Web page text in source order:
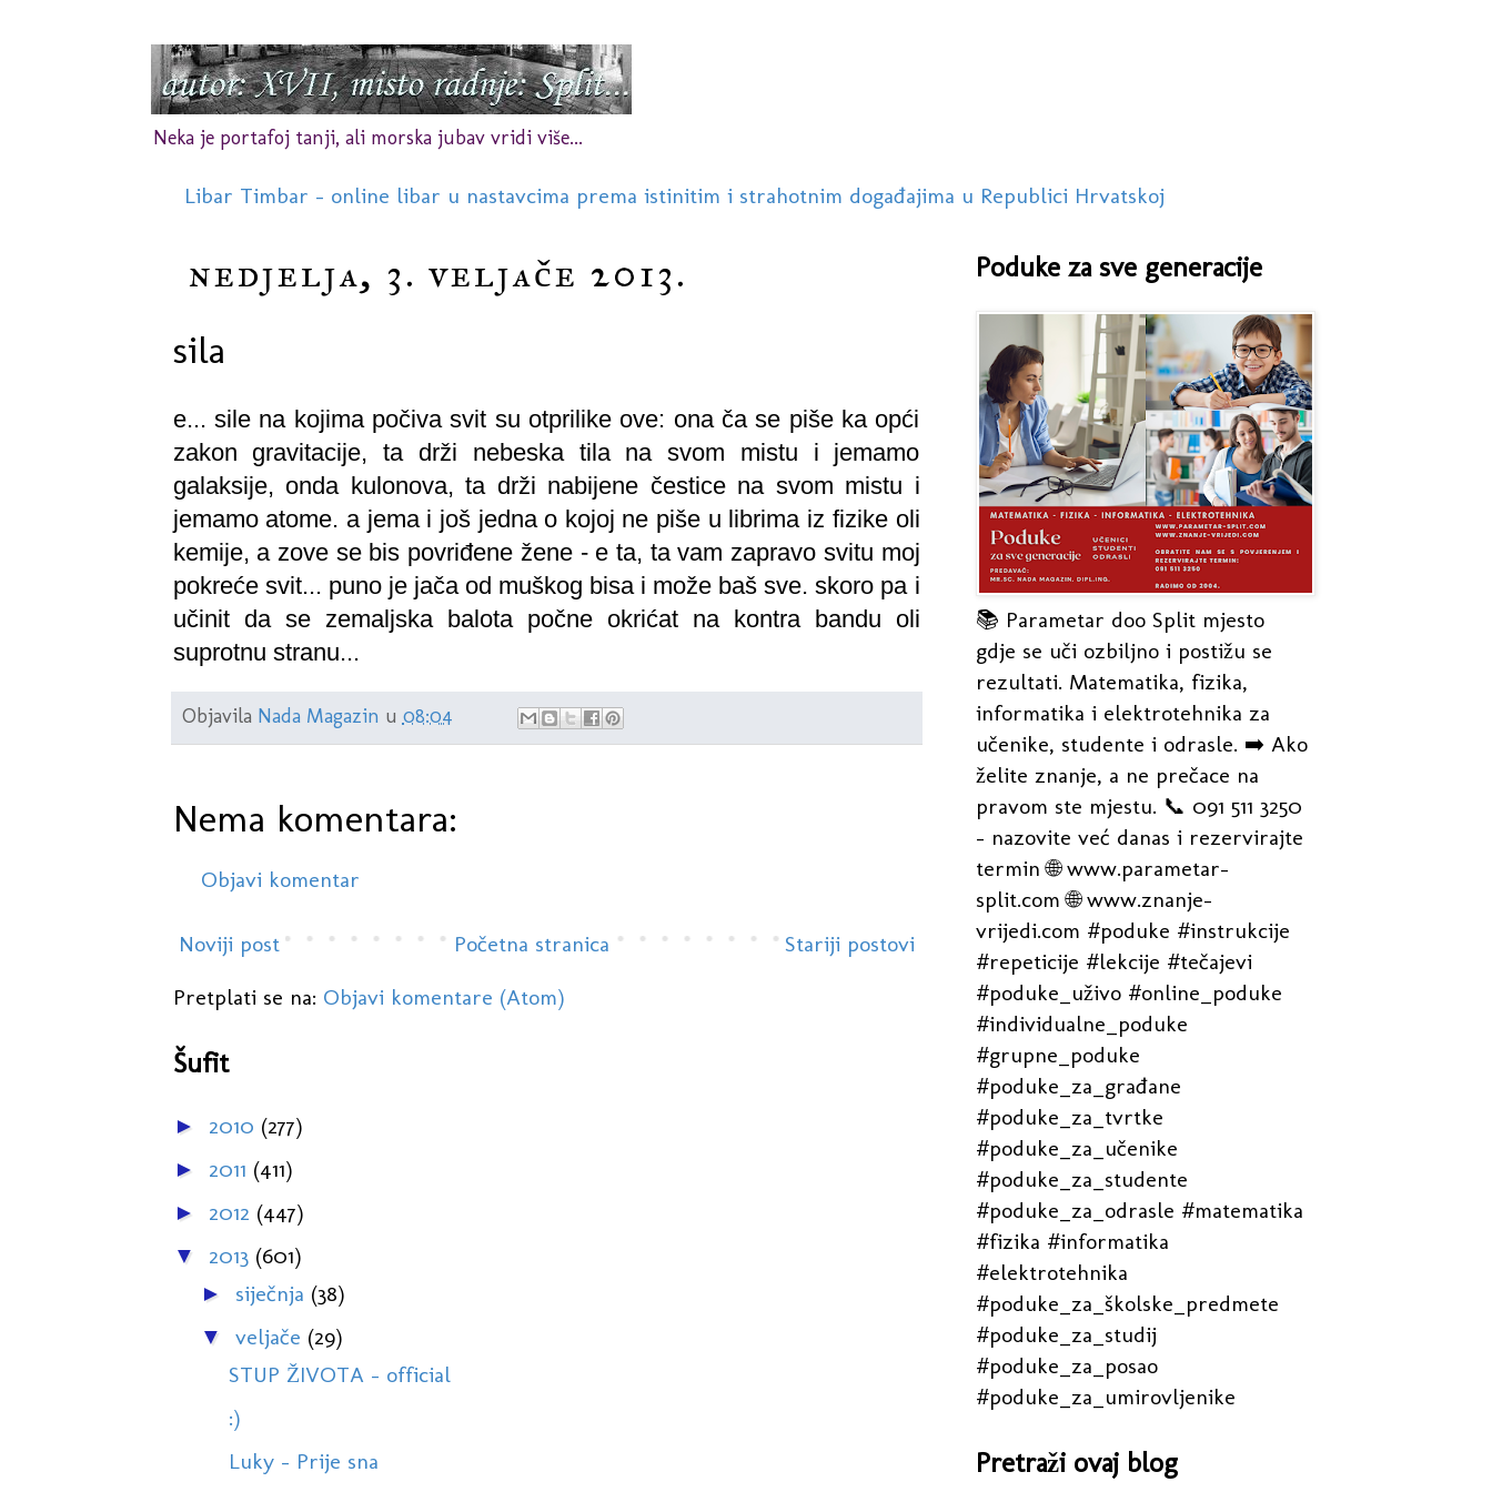
Neka je portafoj tanji, ali morska jubav vridi više...
Libar Timbar - online libar u nastavcima prema istinitim i strahotnim događajima u Republici Hrvatskoj
nedjelja, 3. veljače 2013.
sila
e... sile na kojima počiva svit su otprilike ove: ona ča se piše ka opći
zakon gravitacije, ta drži nebeska tila na svom mistu i jemamo
galaksije, onda kulonova, ta drži nabijene čestice na svom mistu i
jemamo atome. a jema i još jedna o kojoj ne piše u librima iz fizike oli
kemije, a zove se bis povriđene žene - e ta, ta vam zapravo svitu moj
pokreće svit... puno je jača od muškog bisa i može baš sve. skoro pa i
učinit da se zemaljska balota počne okrićat na kontra bandu oli
suprotnu stranu...
Objavila Nada Magazin u 08:04
Nema komentara:
Objavi komentar
Noviji post Stariji postovi
Početna stranica
Pretplati se na: Objavi komentare (Atom)
Šufit
► 2010 (277)
► 2011 (411)
► 2012 (447)
▼ 2013 (601)
► siječnja (38)
▼ veljače (29)
STUP ŽIVOTA - official
:)
Luky - Prije sna
Poduke za sve generacije
📚 Parametar doo Split mjesto
gdje se uči ozbiljno i postižu se
rezultati. Matematika, fizika,
informatika i elektrotehnika za
učenike, studente i odrasle. ➡️ Ako
želite znanje, a ne prečace na
pravom ste mjestu. 📞 091 511 3250
- nazovite već danas i rezervirajte
termin 🌐 www.parametar-
split.com 🌐 www.znanje-
vrijedi.com #poduke #instrukcije
#repeticije #lekcije #tečajevi
#poduke_uživo #online_poduke
#individualne_poduke
#grupne_poduke
#poduke_za_građane
#poduke_za_tvrtke
#poduke_za_učenike
#poduke_za_studente
#poduke_za_odrasle #matematika
#fizika #informatika
#elektrotehnika
#poduke_za_školske_predmete
#poduke_za_studij
#poduke_za_posao
#poduke_za_umirovljenike
Pretraži ovaj blog